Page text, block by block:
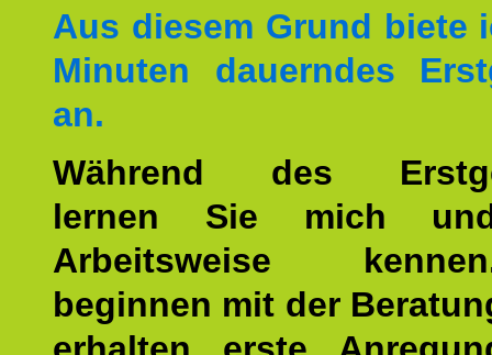
Aus diesem Grund biete
Minuten dauerndes
an.
Während des
lernen Sie mich
Arbeitsweise
beginnen mit der